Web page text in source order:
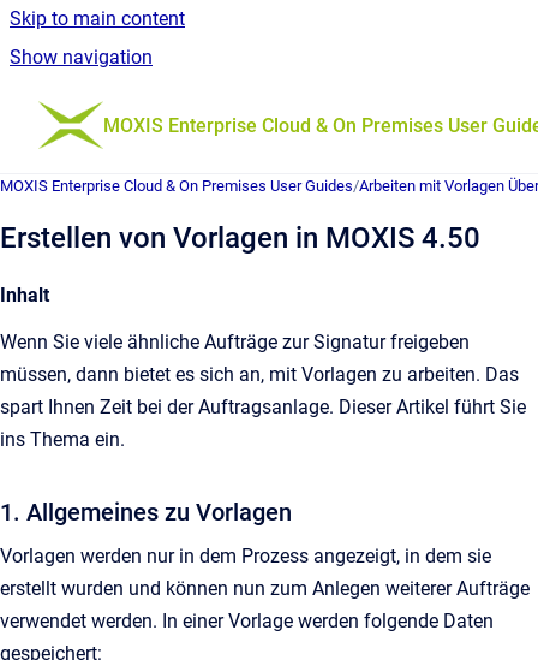
Skip to main content
Show navigation
Go to homepage
MOXIS Enterprise Cloud & On Premises User
MOXIS Enterprise Cloud & On Premises User Guides/Arbeiten mit Vorlagen
Erstellen von Vorlagen in MOXIS 4.50
Inhalt
Wenn Sie viele ähnliche Aufträge zur Signatur freigeben
müssen, dann bietet es sich an, mit Vorlagen zu arbeiten. Das
spart Ihnen Zeit bei der Auftragsanlage. Dieser Artikel führt Sie
ins Thema ein.
1. Allgemeines zu Vorlagen
Vorlagen werden nur in dem Prozess angezeigt, in dem sie
erstellt wurden und können nun zum Anlegen weiterer Aufträge
verwendet werden. In einer Vorlage werden folgende Daten
gespeichert: